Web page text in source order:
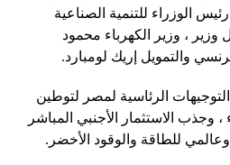
الوزراء للتنمية الصناعية
وزير ، وزير الكهرباء محمود
والتمويل إريك لومبارد.
الرئاسية لمصر لتوطين
وجذب الاستثمار الأجنبي المباشر
للطاقة والوقود الأخضر.